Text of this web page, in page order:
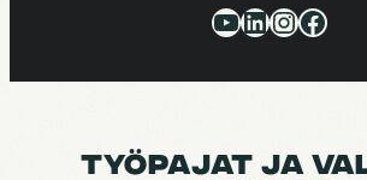
YouTube
LinkedIn
TYÖPA­JAT JA